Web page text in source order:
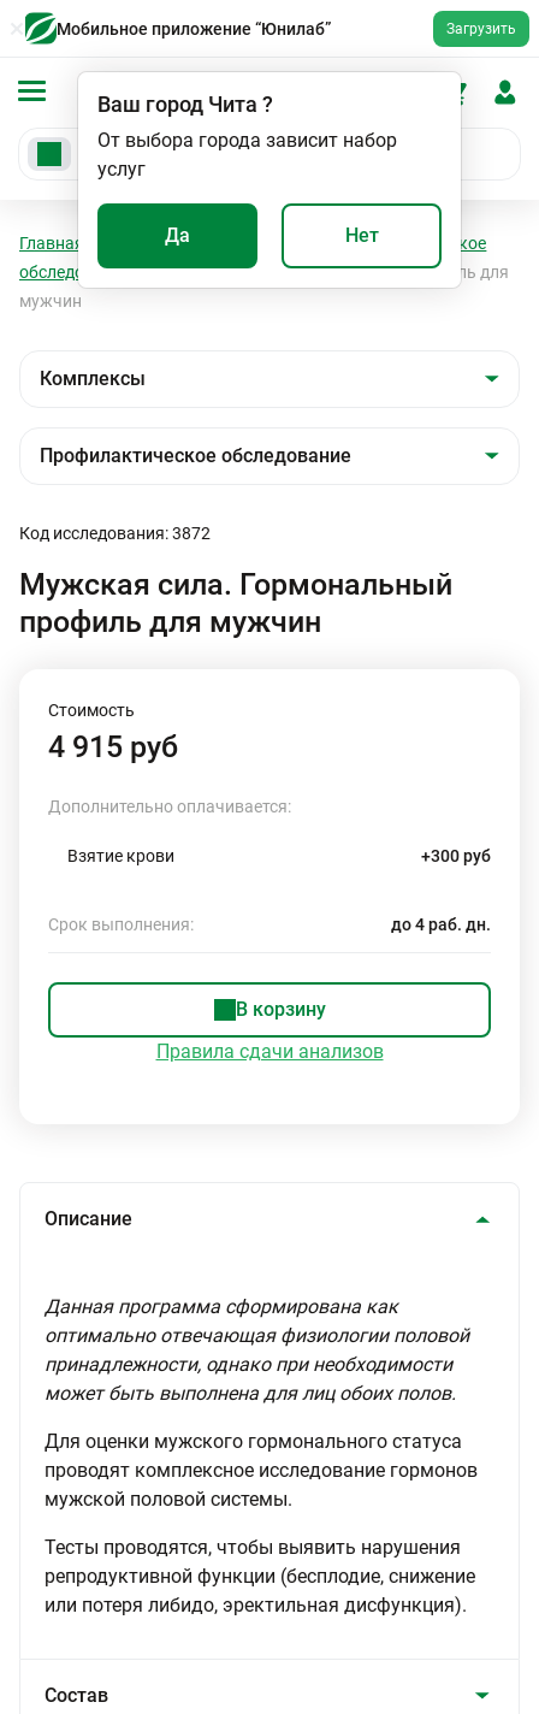
Мобильное приложение “Юнилаб” Загрузить
Ваш город Чита ?
От выбора города зависит набор
услуг
Да Нет
Главная Анализы
Профилактическое
обследование
Мужская сила. Гормональный профиль для
мужчин
Код исследования: 3872
Мужская сила. Гормональный
профиль для мужчин
Стоимость
4 915 руб
Дополнительно оплачивается:
Взятие крови +300 руб
Срок выполнения: до 4 раб. дн.
В корзину
Правила сдачи анализов
Описание
Данная программа сформирована как
оптимально отвечающая физиологии половой
принадлежности, однако при необходимости
может быть выполнена для лиц обоих полов.
Для оценки мужского гормонального статуса
проводят комплексное исследование гормонов
мужской половой системы.
Тесты проводятся, чтобы выявить нарушения
репродуктивной функции (бесплодие, снижение
или потеря либидо, эректильная дисфункция).
Состав